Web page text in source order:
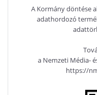
A Kormány döntése
adathordozó
a Nemzeti Média-
https://